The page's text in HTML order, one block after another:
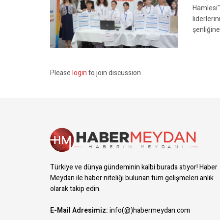
Pleaseloginto join discussion
Türkiye ve dünya gündeminin kalbi burada atıyor! Haber
Meydan ile haber niteliği bulunan tüm gelişmeleri anlık
olarak takip edin.
E-Mail Adresimiz:info(@)habermeydan.com